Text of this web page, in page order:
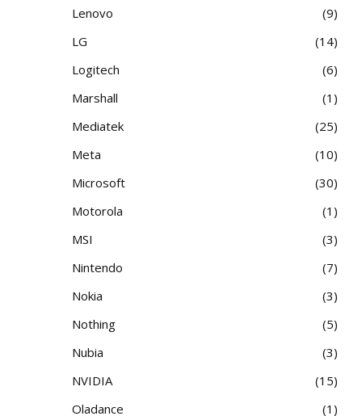
Lenovo
9
LG
14
Logitech
6
Marshall
1
Mediatek
25
Meta
10
Microsoft
30
Motorola
1
MSI
3
Nintendo
7
Nokia
3
Nothing
5
Nubia
3
NVIDIA
15
Oladance
1